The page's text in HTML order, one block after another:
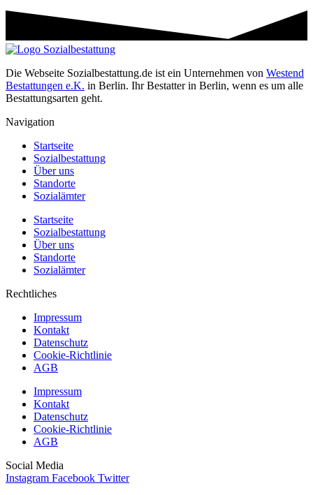
Die Webseite Sozialbestattung.de ist ein Unternehmen von Westend
Bestattungen e.K. in Berlin. Ihr Bestatter in Berlin, wenn es um alle
Bestattungsarten geht.
Navigation
Startseite
Sozialbestattung
Über uns
Standorte
Sozialämter
Startseite
Sozialbestattung
Über uns
Standorte
Sozialämter
Rechtliches
Impressum
Kontakt
Datenschutz
Cookie-Richtlinie
AGB
Impressum
Kontakt
Datenschutz
Cookie-Richtlinie
AGB
Social Media
Instagram Facebook Twitter